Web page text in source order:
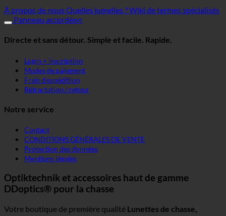
À propos de nousQuelles jumelles ?Wiki de termes spécialisés
Panneau accordéon
Directe et sans détour. Simple et facile. Rapide.
Login + inscription
Modes de paiement
Frais d'expédition
Rétractation / retour
Notre service
Contact
CONDITIONS GÉNÉRALES DE VENTE
Protection des données
Mentions légales
Optiktechnik et accessoires haut de gamme
DDoptics® pour la chasse
Votre boutique de première qualité Lunettes de chasse,